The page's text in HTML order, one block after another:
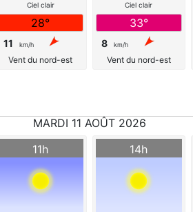
Ciel clair
28°
11 km/h
Vent du nord-est
Ciel clair
33°
8 km/h
Vent du nord-est
MARDI 11 AOÛT 2026
11h 14h